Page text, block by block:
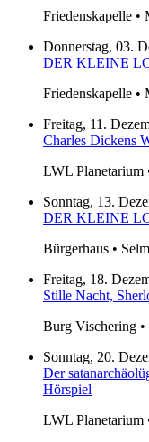
Friedenskapelle •
Donnerstag, 03.
DER KLEINE
Friedenskapelle •
Freitag, 11.
Charles Dickens
LWL Planetarium
Sonntag, 13.
DER KLEINE
Bürgerhaus • Selm
Freitag, 18.
Stille Nacht,
Burg Vischering
Sonntag, 20.
Der
Hörspiel
LWL Planetarium